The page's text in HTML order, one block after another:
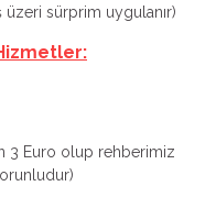
üzeri sürprim uygulanır)
3 Euro olup rehberimiz